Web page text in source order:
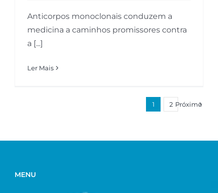
Anticorpos monoclonais conduzem a
medicina a caminhos promissores contra
a [...]
Ler Mais
1 2 Próximo
MENU